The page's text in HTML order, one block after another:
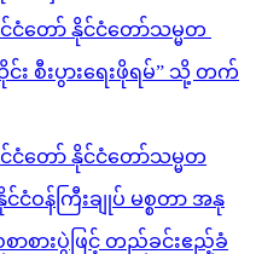
င်ငံတော် နိုင်ငံတော်သမ္မတ
င်း စီးပွားရေးဖိုရမ်” သို့ တက်
င်ငံတော် နိုင်ငံတော်သမ္မတ
ငံဝန်ကြီးချုပ် မစ္စတာ အနု
စားပွဲဖြင့် တည်ခင်းဧည့်ခံ